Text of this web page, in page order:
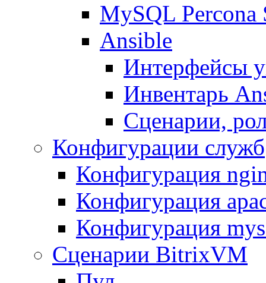
MySQL Percona
Ansible
Интерфейсы
Инвентарь
Сценарии,
Конфигурации служб
Конфигурация
Конфигурация
Конфигурация
Сценарии BitrixVM